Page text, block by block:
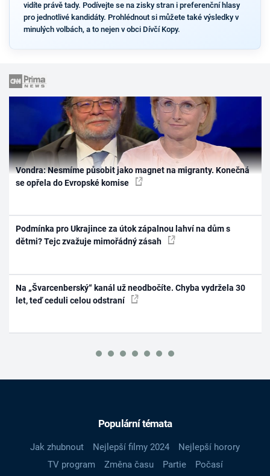
vidíte právě tady. Podívejte se na zisky stran i preferenční hlasy
pro jednotlivé kandidáty. Prohlédnout si můžete také výsledky v
minulých volbách, a to nejen v obci Dívčí Kopy.
Vondra: Nesmíme působit jako magnet na migranty. Konečná
se opřela do Evropské komise
Podmínka pro Ukrajince za útok zápalnou lahví na dům s
dětmi? Tejc zvažuje mimořádný zásah
Na „Švarcenberský“ kanál už neodbočíte. Chyba vydržela 30
let, teď ceduli celou odstraní
Populární témata
Jak zhubnout Nejlepší filmy 2024
Nejlepší horory
TV program
Změna času Partie
Počasí